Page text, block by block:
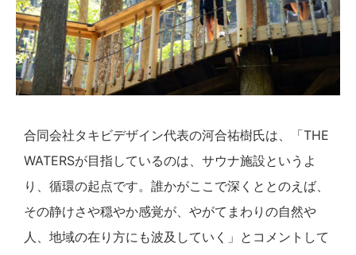
合同会社タキビデザイン代表の河合祐樹氏は、「THE
WATERSが目指しているのは、サウナ施設というよ
り、循環の起点です。誰かがここで深くととのえば、
その静けさや穏やか感覚が、やがてまわりの自然や
人、地域の在り方にも波及していく」とコメントして